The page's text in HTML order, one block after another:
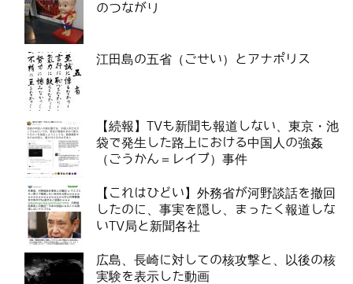
のつながり
江田島の五省（ごせい）とアナポリス
【続報】TVも新聞も報道しない、東京・池
袋で発生した路上における中国人の強姦
（ごうかん＝レイプ）事件
【これはひどい】外務省が河野談話を撤回
したのに、事実を隠し、まったく報道しな
いTV局と新聞各社
広島、長崎に対しての核攻撃と、以後の核
実験を表示した動画